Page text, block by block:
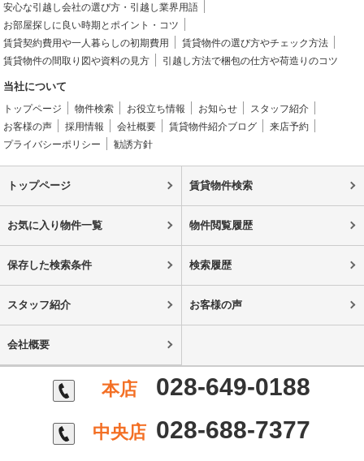
安心な引越し会社の選び方・引越し業界用語
お部屋探しに良い時期とポイント・コツ
賃貸契約費用や一人暮らしの初期費用
賃貸物件の選び方やチェック方法
賃貸物件の間取り図や資料の見方
引越し方法で梱包の仕方や荷造りのコツ
当社について
トップページ 物件検索 お役立ち情報 お知らせ
スタッフ紹介
お客様の声
採用情報 会社概要 賃貸物件紹介ブログ
来店予約
プライバシーポリシー
勧誘方針
トップページ 賃貸物件検索
お気に入り物件一覧 物件閲覧履歴
保存した検索条件 検索履歴
スタッフ紹介 お客様の声
会社概要
本店 028-649-0188
中央店 028-688-7377